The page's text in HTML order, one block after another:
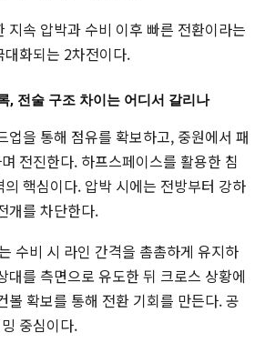
지속 압박과 수비 이후 빠른 전환이라는
화되는 2차전이다.
, 전술 구조 차이는 어디서 갈리나
업을 통해 점유를 확보하고, 중원에서 패
전진한다. 하프스페이스를 활용한 침
핵심이다. 압박 시에는 전방부터 강하
개를 차단한다.
수비 시 라인 간격을 촘촘하게 유지하
대를 측면으로 유도한 뒤 크로스 상황에
볼 확보를 통해 전환 기회를 만든다. 공
중심이다.